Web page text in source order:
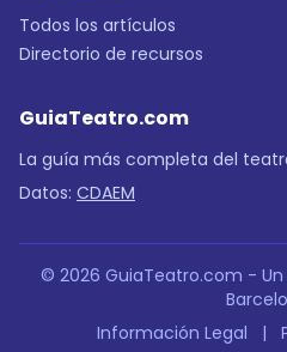
Todos los artículos
Directorio de recursos
GuiaTeatro.com
La guía más completa del
Datos: CDAEM
© 2026 GuiaTeatro.com -
Información Legal
|